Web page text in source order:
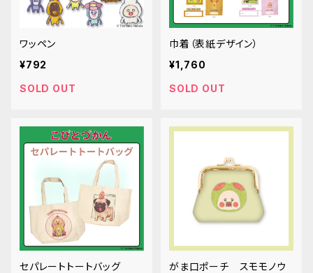
ワッペン
¥792
SOLD OUT
巾着（表紙デザイン）
¥1,760
SOLD OUT
セパレートトートバッグ
がま口ポーチ スモモノウ